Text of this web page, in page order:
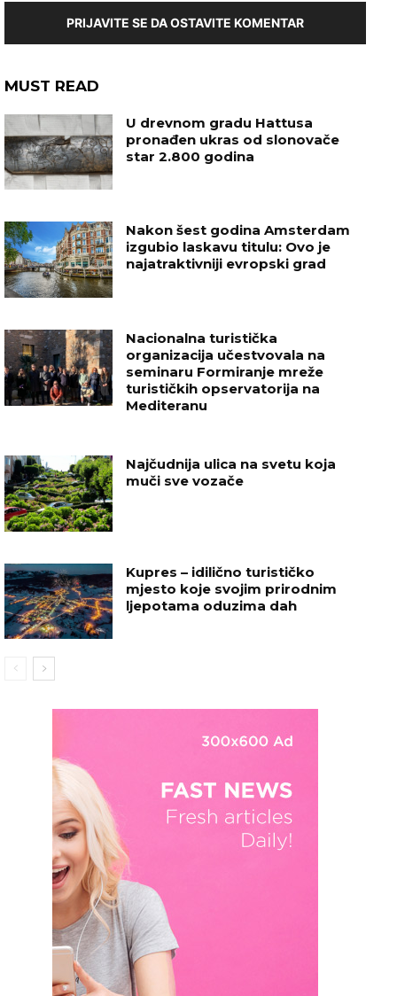
PRIJAVITE SE DA OSTAVITE KOMENTAR
MUST READ
U drevnom gradu Hattusa
pronađen ukras od slonovače
star 2.800 godina
Nakon šest godina Amsterdam
izgubio laskavu titulu: Ovo je
najatraktivniji evropski grad
Nacionalna turistička
organizacija učestvovala na
seminaru Formiranje mreže
turističkih opservatorija na
Mediteranu
Najčudnija ulica na svetu koja
muči sve vozače
Kupres – idilično turističko
mjesto koje svojim prirodnim
ljepotama oduzima dah